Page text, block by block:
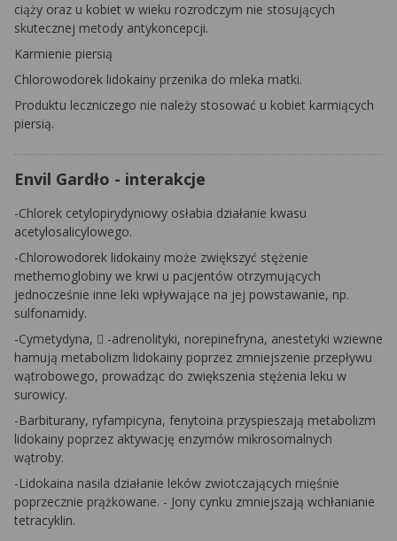
ciąży oraz u kobiet w wieku rozrodczym nie stosujących
skutecznej metody antykoncepcji.
Karmienie piersią
Chlorowodorek lidokainy przenika do mleka matki.
Produktu leczniczego nie należy stosować u kobiet karmiących
piersią.
Envil Gardło - interakcje
-Chlorek cetylopirydyniowy osłabia działanie kwasu
acetylosalicylowego.
-Chlorowodorek lidokainy może zwiększyć stężenie
methemoglobiny we krwi u pacjentów otrzymujących
jednocześnie inne leki wpływające na jej powstawanie, np.
sulfonamidy.
-Cymetydyna,  -adrenolityki, norepinefryna, anestetyki wziewne
hamują metabolizm lidokainy poprzez zmniejszenie przepływu
wątrobowego, prowadząc do zwiększenia stężenia leku w
surowicy.
-Barbiturany, ryfampicyna, fenytoina przyspieszają metabolizm
lidokainy poprzez aktywację enzymów mikrosomalnych
wątroby.
-Lidokaina nasila działanie leków zwiotczających mięśnie
poprzecznie prążkowane. - Jony cynku zmniejszają wchłanianie
tetracyklin.